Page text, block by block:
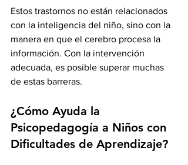
Estos trastornos no están relacionados
con la inteligencia del niño, sino con la
manera en que el cerebro procesa la
información. Con la intervención
adecuada, es posible superar muchas
de estas barreras.
¿Cómo Ayuda la
Psicopedagogía a Niños con
Dificultades de Aprendizaje?